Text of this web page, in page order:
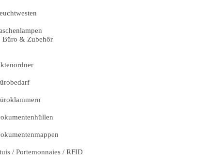
Büro & Zubehör
/ Portemonnaies / RFID